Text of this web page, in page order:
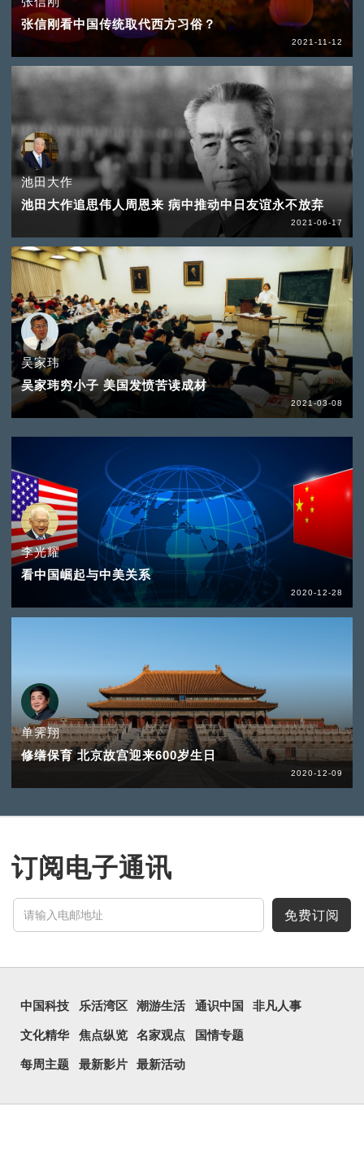
张信刚看中国传统取代西方习俗？
2021-11-12
池田大作
池田大作追思伟人周恩来 病中推动中日友谊永不放弃
2021-06-17
吴家玮
吴家玮穷小子 美国发愤苦读成材
2021-03-08
李光耀
看中国崛起与中美关系
2020-12-28
单霁翔
修缮保育 北京故宫迎来600岁生日
2020-12-09
订阅电子通讯
免费订阅
中国科技 乐活湾区 潮游生活 通识中国 非凡人事
文化精华 焦点纵览 名家观点 国情专题
每周主题 最新影片 最新活动